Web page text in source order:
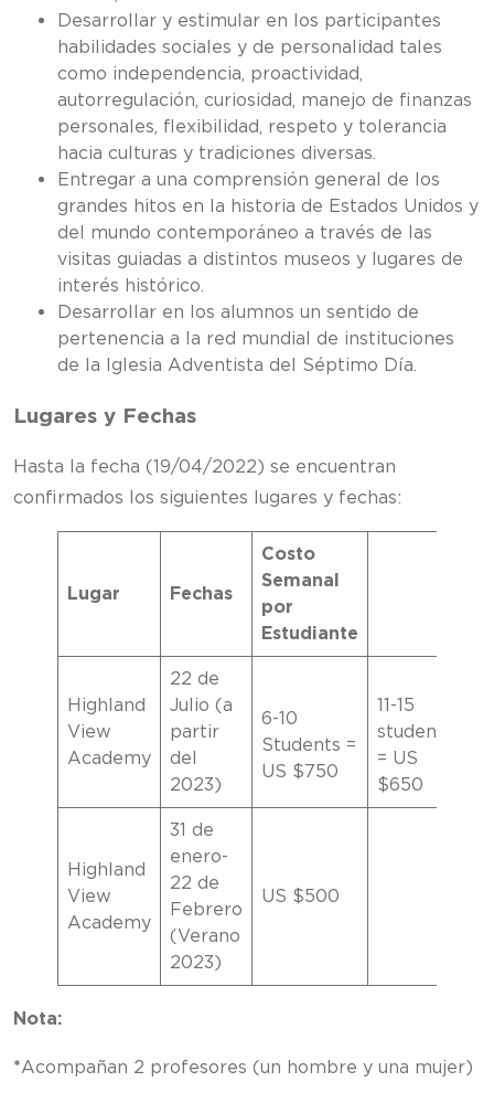
Desarrollar y estimular en los participantes
habilidades sociales y de personalidad tales
como independencia, proactividad,
autorregulación, curiosidad, manejo de finanzas
personales, flexibilidad, respeto y tolerancia
hacia culturas y tradiciones diversas.
Entregar a una comprensión general de los
grandes hitos en la historia de Estados Unidos y
del mundo contemporáneo a través de las
visitas guiadas a distintos museos y lugares de
interés histórico.
Desarrollar en los alumnos un sentido de
pertenencia a la red mundial de instituciones
de la Iglesia Adventista del Séptimo Día.
Lugares y Fechas
Hasta la fecha (19/04/2022) se encuentran
confirmados los siguientes lugares y fechas:
Lugar Fechas
Costo
Semanal
por
Estudiante
Highland
View
Academy
22 de
Julio (a
partir
del
2023)
6-10
Students =
US $750
11-15
students
= US
$650
Highland
View
Academy
31 de
enero-
22 de
Febrero
(Verano
2023)
US $500
Nota:
*Acompañan 2 profesores (un hombre y una mujer)